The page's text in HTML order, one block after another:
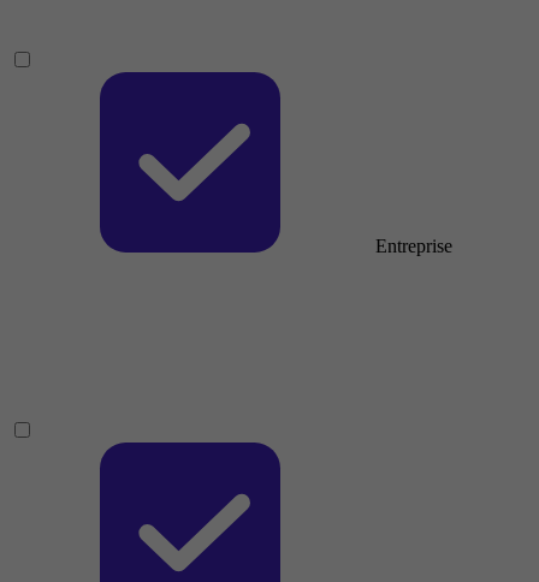
Entreprise